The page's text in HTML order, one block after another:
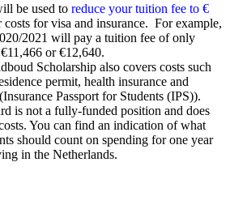
be used to reduce your tuition fee to €
costs for visa and insurance. For example,
2021 will pay a tuition fee of only
or €12,640.
Scholarship also covers costs such
permit, health insurance and
Passport for Students (IPS)).
is not a fully-funded position and does
You can find an indication of what
should count on spending for one year
in the Netherlands.